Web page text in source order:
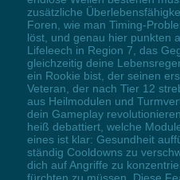
zusätzliche
Foren, wie man Timing-
löst, und genau hier punkten
Lifeleech in Region 7, das
gleichzeitig deine
ein Rookie bist, der seinen
Veteran, der nach Tier 12
aus Heilmodulen und
dein Gameplay
heiß debattiert, welche
eines ist klar: Gesundheit
ständig Cooldowns zu
dich auf Angriffe zu